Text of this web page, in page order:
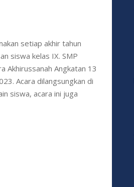
setiap akhir tahun
siswa kelas IX. SMP
Akhirussanah Angkatan 13
Acara dilangsungkan di
siswa, acara ini juga